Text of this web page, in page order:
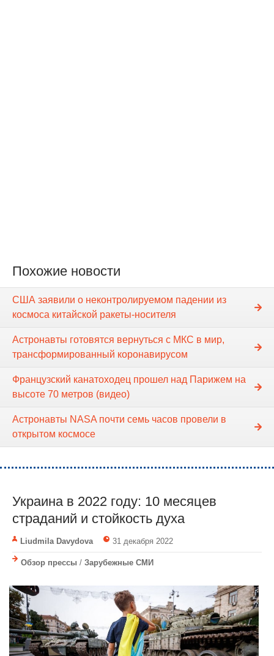
Похожие новости
США заявили о неконтролируемом падении из
космоса китайской ракеты-носителя
Астронавты готовятся вернуться с МКС в мир,
трансформированный коронавирусом
Французский канатоходец прошел над Парижем на
высоте 70 метров (видео)
Астронавты NASA почти семь часов провели в
открытом космосе
Украина в 2022 году: 10 месяцев
страданий и стойкость духа
Liudmila Davydova 31 декабря 2022
Обзор прессы / Зарубежные СМИ